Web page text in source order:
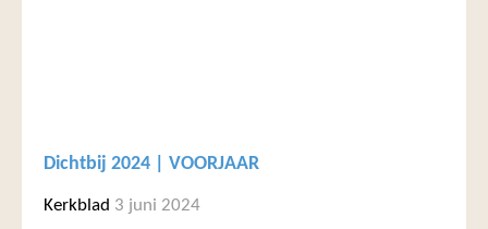
Dichtbij 2024 | VOORJAAR
Kerkblad 3 juni 2024